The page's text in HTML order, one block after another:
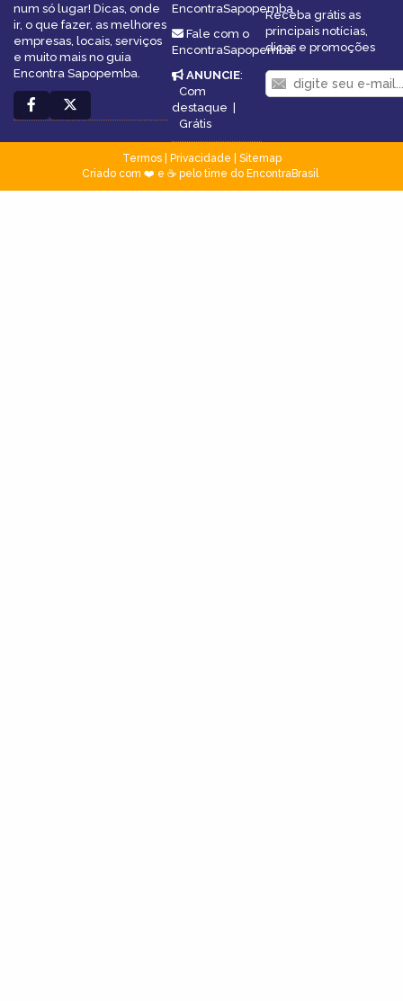
num só lugar! Dicas, onde
ir, o que fazer, as melhores
empresas, locais, serviços
e muito mais no guia
Encontra Sapopemba.
EncontraSapopemba
Fale com o
EncontraSapopemba
ANUNCIE:
Com
destaque |
Grátis
Receba grátis as
principais notícias,
dicas e promoções
Termos| Privacidade
Sitemap
Criado com ❤️ e ☕ pelo time do EncontraBrasil